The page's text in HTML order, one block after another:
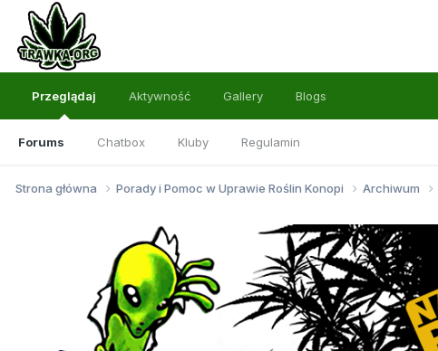
Przeglądaj
Forums Chatbox Kluby Regulamin
Aktywność Gallery Blogs
Strona główna Porady i Pomoc w Uprawie Roślin Konopi Archiwum